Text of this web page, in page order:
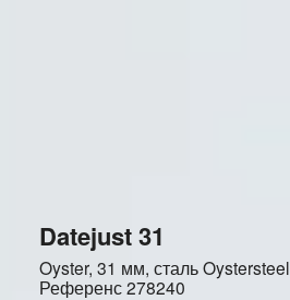
Datejust 31
Oyster, 31 мм, сталь Oystersteel
Референс278240